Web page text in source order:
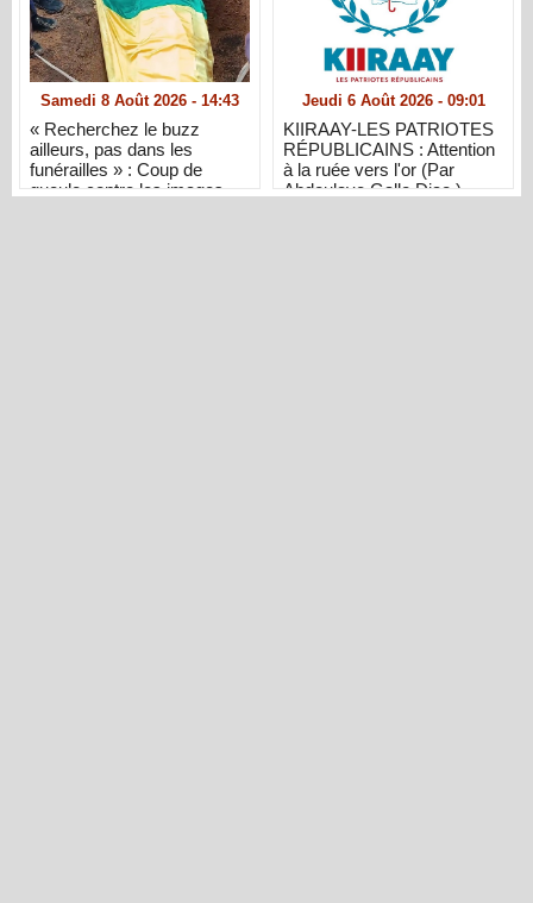
Samedi 8 Août 2026 - 14:43
« Recherchez le buzz
ailleurs, pas dans les
funérailles » : Coup de
gueule contre les images
Jeudi 6 Août 2026 - 09:01
KIIRAAY-LES PATRIOTES
RÉPUBLICAINS : Attention
à la ruée vers l'or (Par
Abdoulaye Gallo Diao )